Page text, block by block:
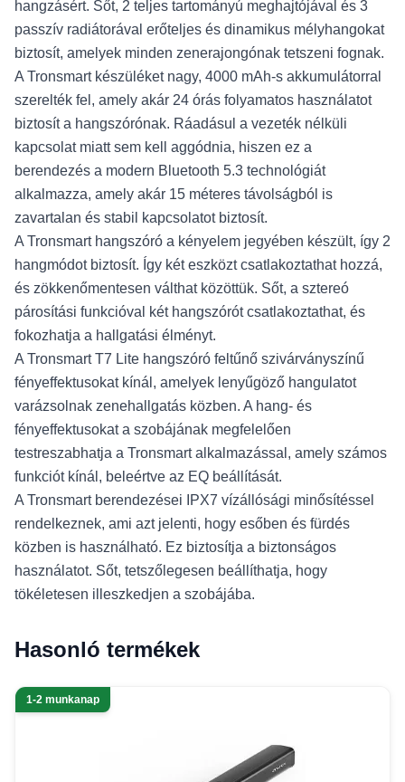
hangzásért. Sőt, 2 teljes tartományú meghajtójával és 3
passzív radiátorával erőteljes és dinamikus mélyhangokat
biztosít, amelyek minden zenerajongónak tetszeni fognak.
A Tronsmart készüléket nagy, 4000 mAh-s akkumulátorral
szerelték fel, amely akár 24 órás folyamatos használatot
biztosít a hangszórónak. Ráadásul a vezeték nélküli
kapcsolat miatt sem kell aggódnia, hiszen ez a
berendezés a modern Bluetooth 5.3 technológiát
alkalmazza, amely akár 15 méteres távolságból is
zavartalan és stabil kapcsolatot biztosít.
A Tronsmart hangszóró a kényelem jegyében készült, így 2
hangmódot biztosít. Így két eszközt csatlakoztathat hozzá,
és zökkenőmentesen válthat közöttük. Sőt, a sztereó
párosítási funkcióval két hangszórót csatlakoztathat, és
fokozhatja a hallgatási élményt.
A Tronsmart T7 Lite hangszóró feltűnő szivárványszínű
fényeffektusokat kínál, amelyek lenyűgöző hangulatot
varázsolnak zenehallgatás közben. A hang- és
fényeffektusokat a szobájának megfelelően
testreszabhatja a Tronsmart alkalmazással, amely számos
funkciót kínál, beleértve az EQ beállítását.
A Tronsmart berendezései IPX7 vízállósági minősítéssel
rendelkeznek, ami azt jelenti, hogy esőben és fürdés
közben is használható. Ez biztosítja a biztonságos
használatot. Sőt, tetszőlegesen beállíthatja, hogy
tökéletesen illeszkedjen a szobájába.
Hasonló termékek
1-2 munkanap